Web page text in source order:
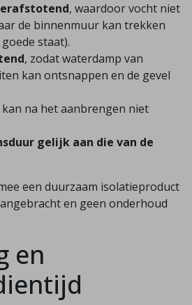
, waardoor vocht niet
de binnenmuur kan trekken
staat).
, zodat waterdamp van
kan ontsnappen en de gevel
na het aanbrengen niet
gelijk aan die van de
een duurzaam isolatieproduct
en geen onderhoud
en